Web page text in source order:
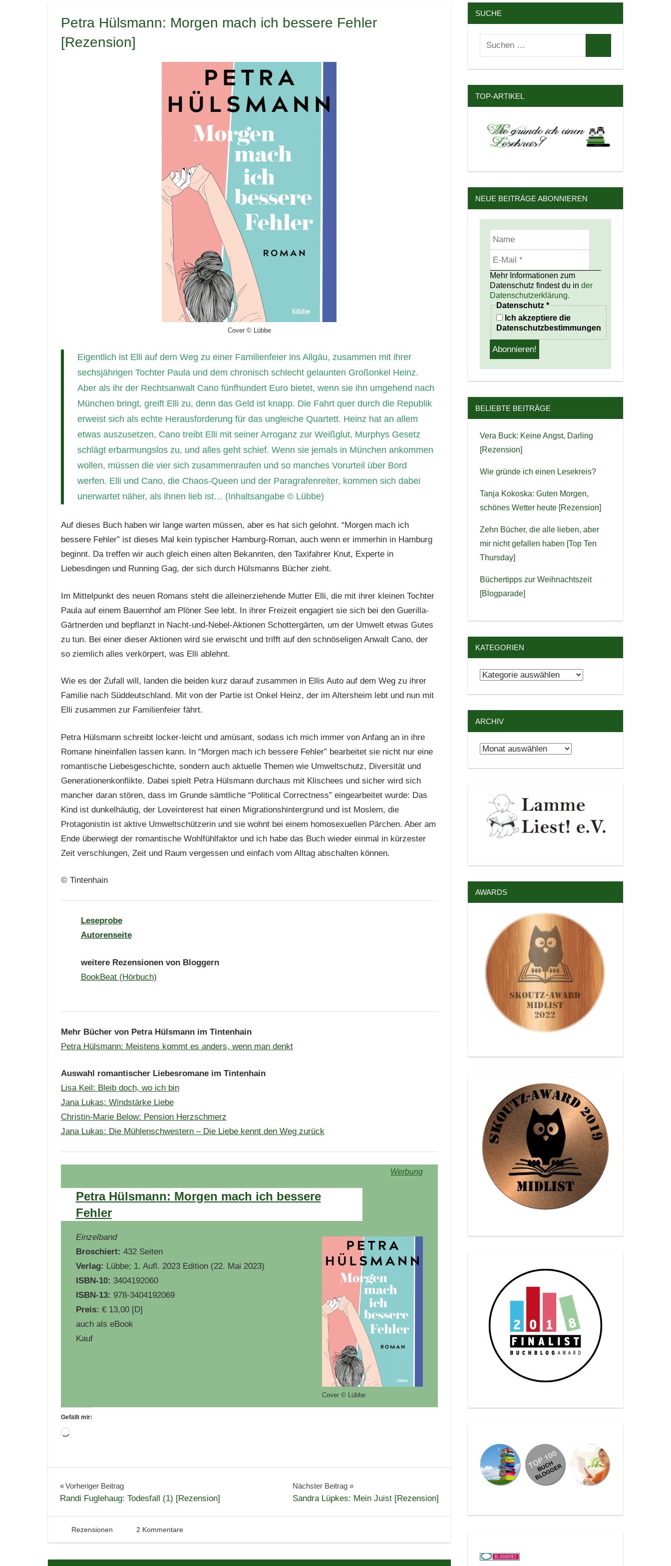
Petra Hülsmann: Morgen mach ich bessere Fehler
[Rezension]
Cover © Lübbe
Eigentlich ist Elli auf dem Weg zu einer Familienfeier ins Allgäu, zusammen mit ihrer
sechsjährigen Tochter Paula und dem chronisch schlecht gelaunten Großonkel Heinz.
Aber als ihr der Rechtsanwalt Cano fünfhundert Euro bietet, wenn sie ihn umgehend nach
München bringt, greift Elli zu, denn das Geld ist knapp. Die Fahrt quer durch die Republik
erweist sich als echte Herausforderung für das ungleiche Quartett. Heinz hat an allem
etwas auszusetzen, Cano treibt Elli mit seiner Arroganz zur Weißglut, Murphys Gesetz
schlägt erbarmungslos zu, und alles geht schief. Wenn sie jemals in München ankommen
wollen, müssen die vier sich zusammenraufen und so manches Vorurteil über Bord
werfen. Elli und Cano, die Chaos-Queen und der Paragrafenreiter, kommen sich dabei
unerwartet näher, als ihnen lieb ist… (Inhaltsangabe © Lübbe)
Auf dieses Buch haben wir lange warten müssen, aber es hat sich gelohnt. “Morgen mach ich
bessere Fehler” ist dieses Mal kein typischer Hamburg-Roman, auch wenn er immerhin in Hamburg
beginnt. Da treffen wir auch gleich einen alten Bekannten, den Taxifahrer Knut, Experte in
Liebesdingen und Running Gag, der sich durch Hülsmanns Bücher zieht.
Im Mittelpunkt des neuen Romans steht die alleinerziehende Mutter Elli, die mit ihrer kleinen Tochter
Paula auf einem Bauernhof am Plöner See lebt. In ihrer Freizeit engagiert sie sich bei den Guerilla-
Gärtnerden und bepflanzt in Nacht-und-Nebel-Aktionen Schottergärten, um der Umwelt etwas Gutes
zu tun. Bei einer dieser Aktionen wird sie erwischt und trifft auf den schnöseligen Anwalt Cano, der
so ziemlich alles verkörpert, was Elli ablehnt.
Wie es der Zufall will, landen die beiden kurz darauf zusammen in Ellis Auto auf dem Weg zu ihrer
Familie nach Süddeutschland. Mit von der Partie ist Onkel Heinz, der im Altersheim lebt und nun mit
Elli zusammen zur Familienfeier fährt.
Petra Hülsmann schreibt locker-leicht und amüsant, sodass ich mich immer von Anfang an in ihre
Romane hineinfallen lassen kann. In “Morgen mach ich bessere Fehler” bearbeitet sie nicht nur eine
romantische Liebesgeschichte, sondern auch aktuelle Themen wie Umweltschutz, Diversität und
Generationenkonflikte. Dabei spielt Petra Hülsmann durchaus mit Klischees und sicher wird sich
mancher daran stören, dass im Grunde sämtliche “Political Correctness” eingearbeitet wurde: Das
Kind ist dunkelhäutig, der Loveinterest hat einen Migrationshintergrund und ist Moslem, die
Protagonistin ist aktive Umweltschützerin und sie wohnt bei einem homosexuellen Pärchen. Aber am
Ende überwiegt der romantische Wohlfühlfaktor und ich habe das Buch wieder einmal in kürzester
Zeit verschlungen, Zeit und Raum vergessen und einfach vom Alltag abschalten können.
© Tintenhain
Leseprobe
Autorenseite
weitere Rezensionen von Bloggern
BookBeat (Hörbuch)
Mehr Bücher von Petra Hülsmann im Tintenhain
Petra Hülsmann: Meistens kommt es anders, wenn man denkt
Auswahl romantischer Liebesromane im Tintenhain
Lisa Keil: Bleib doch, wo ich bin
Jana Lukas: Windstärke Liebe
Christin-Marie Below: Pension Herzschmerz
Jana Lukas: Die Mühlenschwestern – Die Liebe kennt den Weg zurück
Werbung
Petra Hülsmann: Morgen mach ich bessere
Fehler
Einzelband
Broschiert: 432 Seiten
Verlag: Lübbe; 1. Aufl. 2023 Edition (22. Mai 2023)
ISBN-10: 3404192060
ISBN-13: 978-3404192069
Preis: € 13,00 [D]
auch als eBook
Kauf
Cover © Lübbe
Gefällt mir:
Wird
Buchbesprechung
Bücher
Lesen
Liebesroman
Literatur
Beitragsnavigation
Vorheriger Beitrag
Randi Fuglehaug: Todesfall (1) [Rezension]
Nächster Beitrag
Sandra Lüpkes: Mein Juist [Rezension]
2. Juni 2023
Tintenhain
Rezensionen 2 Kommentare
SUCHE
Suchen
nach:
TOP-ARTIKEL
NEUE BEITRÄGE ABONNIEREN
Mehr Informationen zum
Datenschutz findest du in der
Datenschutzerklärung.
Datenschutz *
Ich akzeptiere die
Datenschutzbestimmungen
BELIEBTE BEITRÄGE
Vera Buck: Keine Angst, Darling
[Rezension]
Wie gründe ich einen Lesekreis?
Tanja Kokoska: Guten Morgen,
schönes Wetter heute [Rezension]
Zehn Bücher, die alle lieben, aber
mir nicht gefallen haben [Top Ten
Thursday]
Büchertipps zur Weihnachtszeit
[Blogparade]
KATEGORIEN
Kategorien
ARCHIV
Archiv
AWARDS